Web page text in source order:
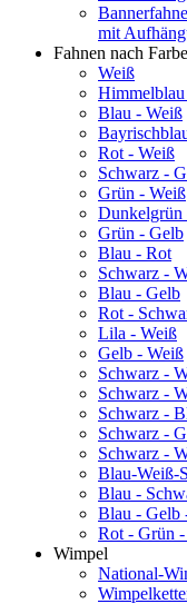
mit
Fahnen nach
Weiß
Blau - Weiß
Rot - Weiß
Schwarz -
Grün - Weiß
Dunkelgrün
Grün - Gelb
Blau - Rot
Schwarz -
Blau - Gelb
Rot -
Lila - Weiß
Gelb - Weiß
Schwarz -
Schwarz -
Schwarz -
Schwarz -
Schwarz -
Blau-Weiß-
Blau -
Blau - Gelb
Rot - Grün
Wimpel
National-